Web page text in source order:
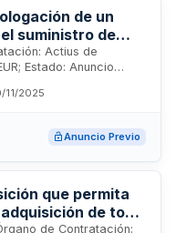
de un
suministro de
y el
de montaña de
hasta la
Actius de
Estado: Anuncio
11/2025
Anuncio Previo
que permita
de todo
de Contratación: